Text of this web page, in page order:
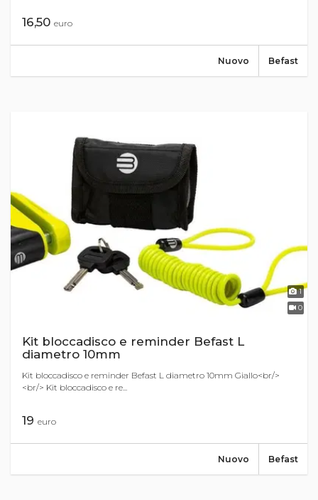
16,50 euro
Befast
Nuovo
1
0
Kit bloccadisco e reminder Befast L
diametro 10mm
Kit bloccadisco e reminder Befast L diametro 10mm Giallo<br/>
<br/> Kit bloccadisco e re...
19 euro
Befast
Nuovo